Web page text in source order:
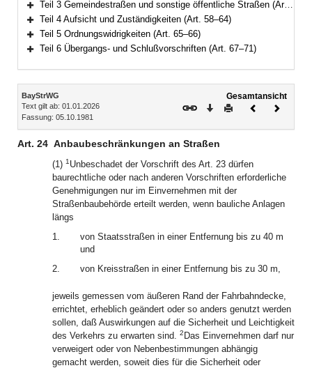
Bereich erweitern
Teil 3 Gemeindestraßen und sonstige öffentliche Straßen (Art. 46–57)
Bereich erweitern
Teil 4 Aufsicht und Zuständigkeiten (Art. 58–64)
Bereich erweitern
Teil 5 Ordnungswidrigkeiten (Art. 65–66)
Teil 6 Übergangs- und Schlußvorschriften (Art. 67–71)
Inhalt
BayStrWG
Text gilt ab: 01.01.2026
Fassung: 05.10.1981
Gesamtansicht
Download
DruckenVorheriges
Art. 24 Anbaubeschränkungen an Straßen
(1) 1Unbeschadet der Vorschrift des Art. 23 dürfen
baurechtliche oder nach anderen Vorschriften erforderliche
Genehmigungen nur im Einvernehmen mit der
Straßenbaubehörde erteilt werden, wenn bauliche Anlagen
längs
1.
von Staatsstraßen in einer Entfernung bis zu 40 m
und
2.
von Kreisstraßen in einer Entfernung bis zu 30 m,
jeweils gemessen vom äußeren Rand der Fahrbahndecke,
errichtet, erheblich geändert oder so anders genutzt werden
sollen, daß Auswirkungen auf die Sicherheit und Leichtigkeit
des Verkehrs zu erwarten sind. 2 Das Einvernehmen darf nur
verweigert oder von Nebenbestimmungen abhängig
gemacht werden, soweit dies für die Sicherheit oder